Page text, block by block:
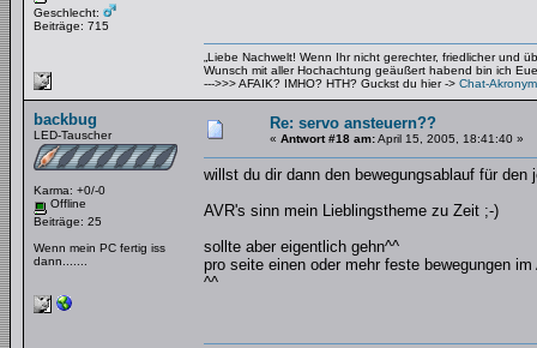
Geschlecht:
Beiträge: 715
„Liebe Nachwelt! Wenn Ihr nicht gerechter, friedlicher und
Wunsch mit aller Hochachtung geäußert habend bin ich
--->>> AFAIK? IMHO? HTH? Guckst du hier -> Chat-
backbug
LED-Tauscher
Karma: +0/-0
Offline
Beiträge: 25
Wenn mein PC fertig iss
dann.......
Re: servo ansteuern??
« Antwort #18 am:April 15, 2005, 18:41:40 »
willst du dir dann den bewegungsablauf für
AVR's sinn mein Lieblingstheme zu Zeit ;-)
sollte aber eigentlich gehn^^
pro seite einen oder mehr feste bewegungen
^^